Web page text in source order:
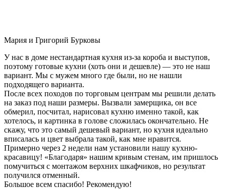
Мария и Григорий Бурковы
У нас в доме нестандартная кухня из-за короба и выступов,
поэтому готовые кухни (хоть они и дешевле) — это не наш
вариант. Мы с мужем много где были, но не нашли
подходящего варианта.
После всех походов по торговым центрам мы решили делать
на заказ под наши размеры. Вызвали замерщика, он все
обмерил, посчитал, нарисовал кухню именно такой, как
хотелось, и картинка в голове сложилась окончательно. Не
скажу, что это самый дешевый вариант, но кухня идеально
вписалась и цвет выбрала такой, как мне нравится.
Примерно через 2 недели нам установили нашу кухню-
красавицу! «Благодаря» нашим кривым стенам, им пришлось
помучиться с монтажом верхних шкафчиков, но результат
получился отменный.
Большое всем спасибо! Рекомендую!